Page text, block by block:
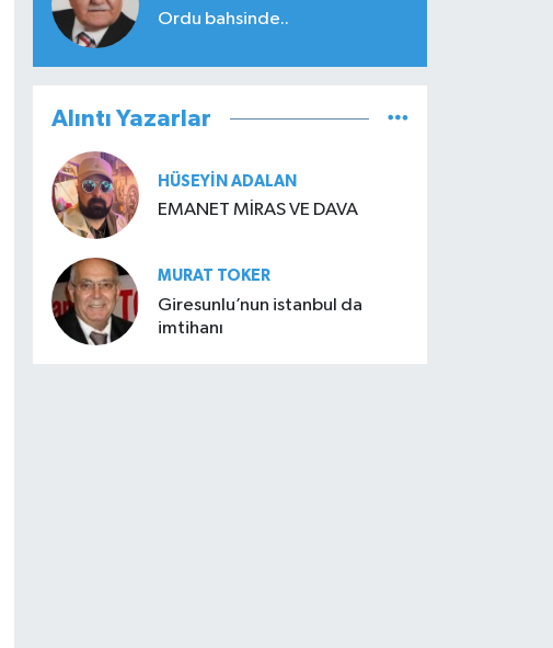
Ordu bahsinde..
Alıntı Yazarlar
HÜSEYIN ADALAN
EMANET MİRAS VE DAVA
MURAT TOKER
Giresunlu’nun istanbul da
imtihanı